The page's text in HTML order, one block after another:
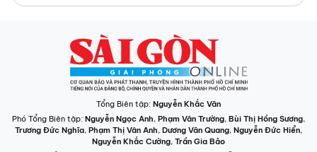
Tổng Biên tập: Nguyễn Khắc Văn
Phó Tổng Biên tập: Nguyễn Ngọc Anh, Phạm Văn Trường, Bùi Thị Hồng Sương,
Trương Đức Nghĩa, Phạm Thị Vân Anh, Dương Văn Quang, Nguyễn Đức Hiển,
Nguyễn Khắc Cường, Trần Gia Bảo